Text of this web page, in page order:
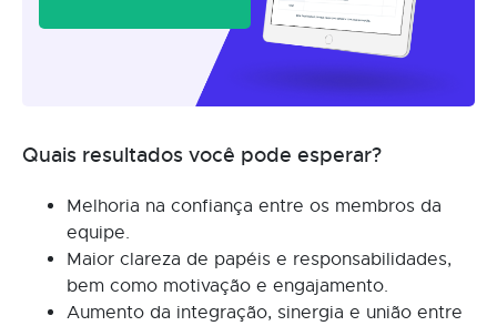
Quais resultados você pode esperar?
Melhoria na confiança entre os membros da
equipe.
Maior clareza de papéis e responsabilidades,
bem como motivação e engajamento.
Aumento da integração, sinergia e união entre